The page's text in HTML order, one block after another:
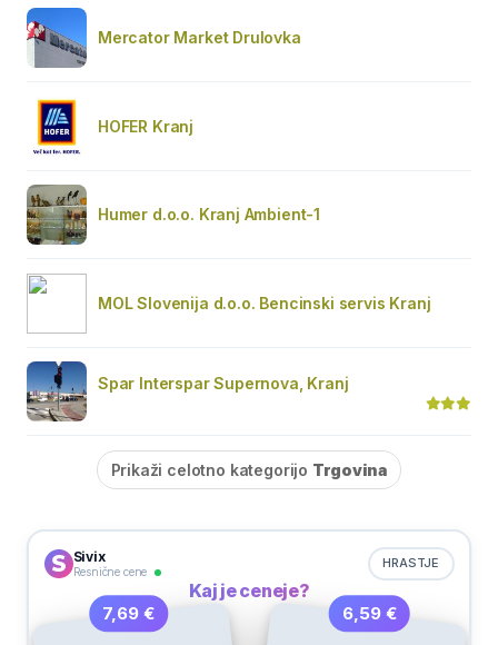
Mercator Market Drulovka
HOFER Kranj
Humer d.o.o. Kranj Ambient-1
MOL Slovenija d.o.o. Bencinski servis Kranj
Spar Interspar Supernova, Kranj
Prikaži celotno kategorijo Trgovina
Sivix
Resnične cene
HRASTJE
Kaj je ceneje?
7,69 € 6,59 €